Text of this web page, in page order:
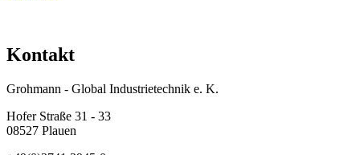
Kontakt
Grohmann - Global Industrietechnik e. K.
Hofer Straße 31 - 33
08527 Plauen